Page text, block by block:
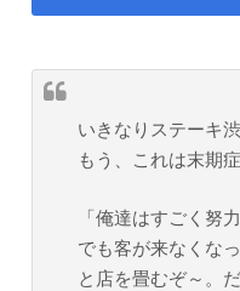
いきなりステーキ渋
もう、これは末期
「俺達はすごく努
でも客が来なくな
と店を畳むぞ～。